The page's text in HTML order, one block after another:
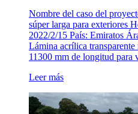
Nombre del caso del
súper larga para exteriores
2022/2/15 País: Emiratos
Lámina acrílica
11300 mm de longitud para
Leer más